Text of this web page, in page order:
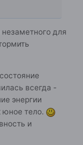
для
всегда -
энергии
юное тело.
и